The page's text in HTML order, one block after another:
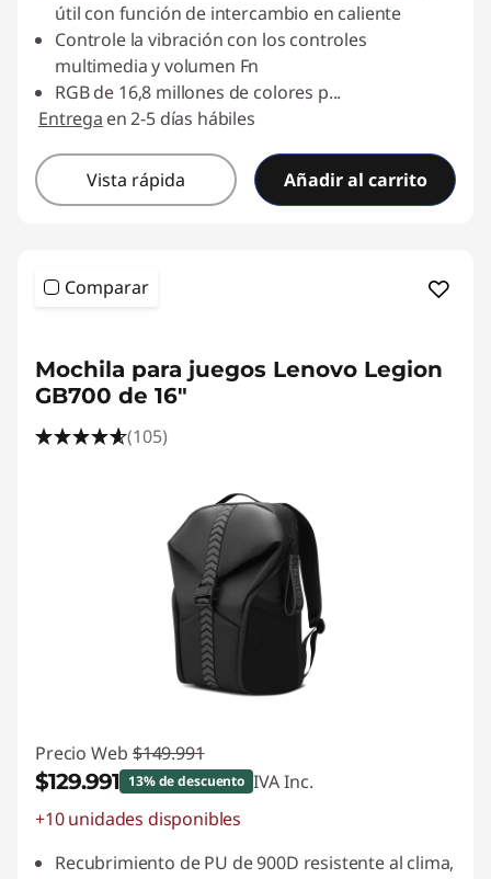
útil con función de intercambio en caliente
Controle la vibración con los controles
multimedia y volumen Fn
RGB de 16,8 millones de colores p...
Entrega en 2-5 días hábiles
Vista rápida Añadir al carrito
Comparar
Mochila para juegos Lenovo Legion
GB700 de 16"
(105)
Precio Web $149.991
$129.991 13% de descuento IVA Inc.
Ahorros instantáneos :
+10 unidades disponibles
Recubrimiento de PU de 900D resistente al clima,